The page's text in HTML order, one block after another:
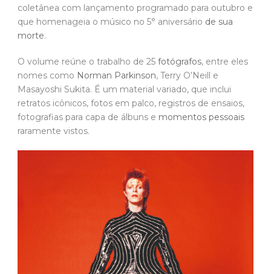
coletânea com lançamento programado para outubro e
que homenageia o músico no 5° aniversário de sua
morte.
O volume reúne o trabalho de 25 fotógrafos, entre eles
nomes como Norman Parkinson, Terry O’Neill e
Masayoshi Sukita. É um material variado, que inclui
retratos icônicos, fotos em palco, registros de ensaios,
fotografias para capa de álbuns e momentos pessoais
raramente vistos.